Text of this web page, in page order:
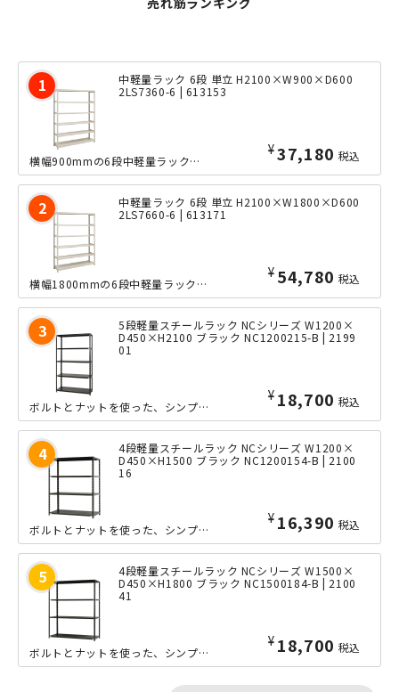
中軽量ラック 6段 単立 H2100×W900×D600
2LS7360-6 | 613153
¥37,180 税込
横幅900mmの6段中軽量ラックの、奥行きたっぷりな600mmタイプ。ボルトレス...
中軽量ラック 6段 単立 H2100×W1800×D600
2LS7660-6 | 613171
¥ 54,780 税込
横幅1800mmの6段中軽量ラックの、奥行きたっぷりな600mmタイプ。ボルトレ...
5段軽量スチールラック NCシリーズ W1200×
D450×H2100 ブラック NC1200215-B | 2199
01
¥ 18,700 税込
ボルトとナットを使った、シンプルな軽量ラック「NCシリーズ」の小回りの利くW12...
4段軽量スチールラック NCシリーズ W1200×
D450×H1500 ブラック NC1200154-B | 2100
16
¥ 16,390 税込
ボルトとナットを使った、シンプルな軽量ラック「NCシリーズ」の小回りの利くW12...
4段軽量スチールラック NCシリーズ W1500×
D450×H1800 ブラック NC1500184-B | 2100
41
¥ 18,700 税込
ボルトとナットを使った、シンプルな軽量ラック「NCシリーズ」の中間サイズのW15...